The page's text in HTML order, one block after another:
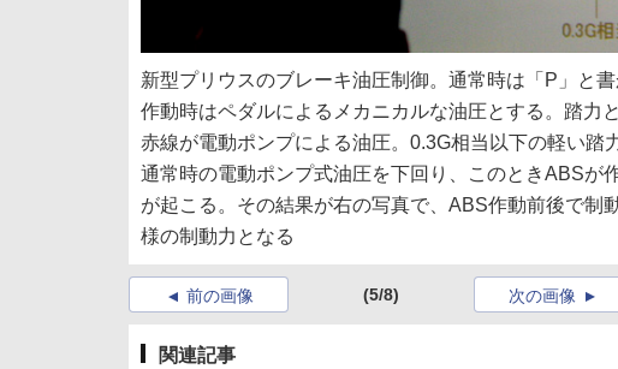
新型プリウスのブレーキ油圧制御。通常時は「P」と
作動時はペダルによるメカニカルな油圧とする。踏力
赤線が電動ポンプによる油圧。0.3G相当以下の軽い踏
通常時の電動ポンプ式油圧を下回り、このときABSが
が起こる。その結果が右の写真で、ABS作動前後で制
様の制動力となる
前の画像 (5/8) 次の画像
関連記事